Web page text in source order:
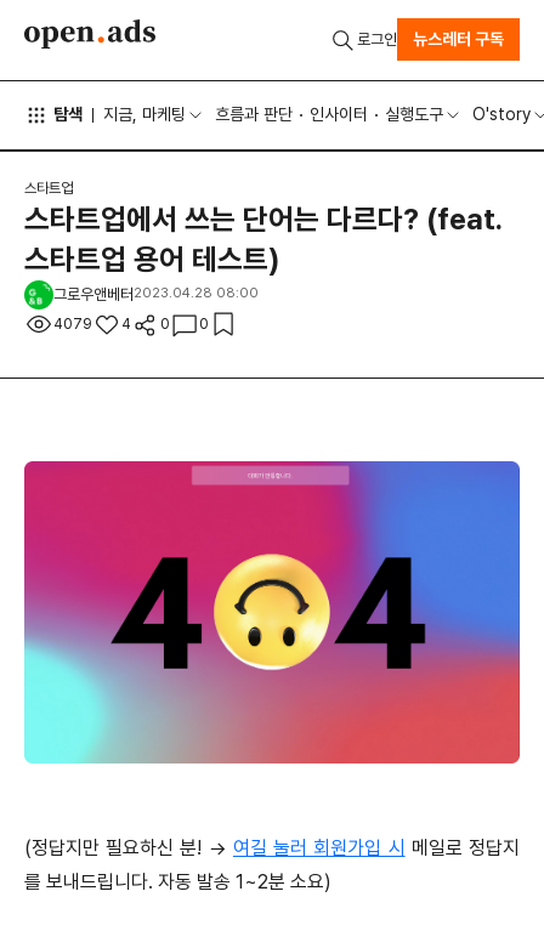
탐색 지금, 마케팅 흐름과 판단 인사이터 실행도구 O'story
로그인 뉴스레터 구독
스타트업
스타트업에서 쓰는 단어는 다르다? (feat.
스타트업 용어 테스트)
그로우앤베터 2023.04.28 08:00
4079 4 0 0
(정답지만 필요하신 분! → 여길 눌러 회원가입 시 메일로 정답지
를 보내드립니다. 자동 발송 1~2분 소요)